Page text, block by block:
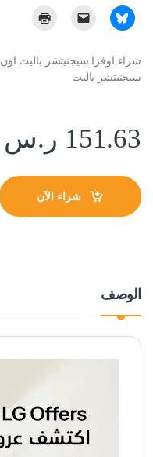
شراء اوفرا سيجنيتشر باليت
سيجنيتشر باليت
151.63 ر.س
شراء الآن
الوصف